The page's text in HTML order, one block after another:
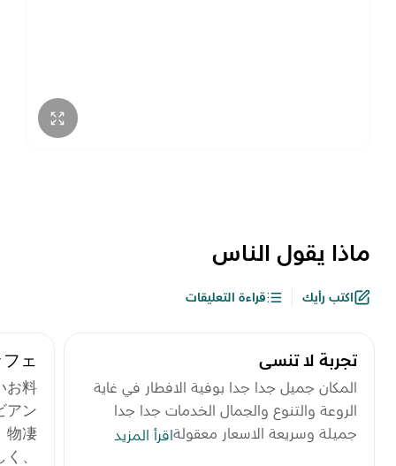
ماذا يقول الناس
اكتب رأيك قراءة التعليقات
تجربة لا تنسي
المكان جميل جدا جدا بوفية الافطار في غاية
الروعة والتنوع والجمال الخدمات جدا جدا
جميلة وسريعة الاسعار معقولة
اقرأ المزيد
ェ
ら
お料
アン
物凄
、